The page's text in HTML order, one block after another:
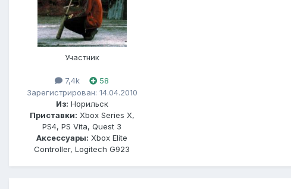
Участник
7,4k
58
Зарегистрирован: 14.04.2010
Из: Норильск
Приставки: Xbox Series X,
PS4, PS Vita, Quest 3
Аксессуары: Xbox Elite
Controller, Logitech G923